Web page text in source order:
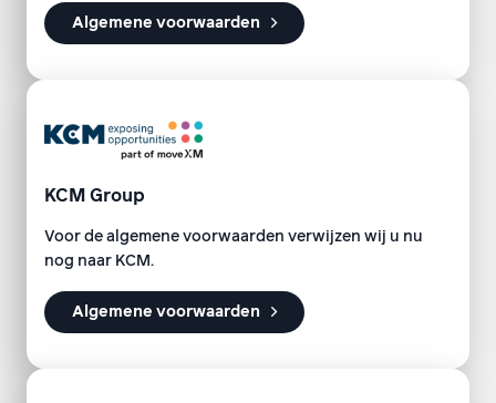
Algemene voorwaarden
KCM Group
Voor de algemene voorwaarden verwijzen wij u nu
nog naar KCM.
Algemene voorwaarden